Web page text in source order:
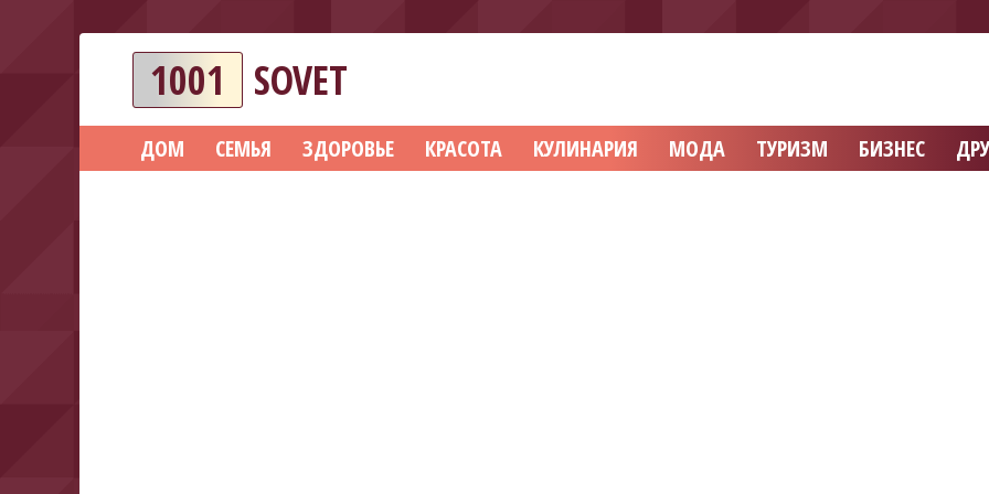
1001 SOVET
ДОМ СЕМЬЯ ЗДОРОВЬЕ КРАСОТА КУЛИНАРИЯ МОДА ТУРИЗМ БИЗНЕС